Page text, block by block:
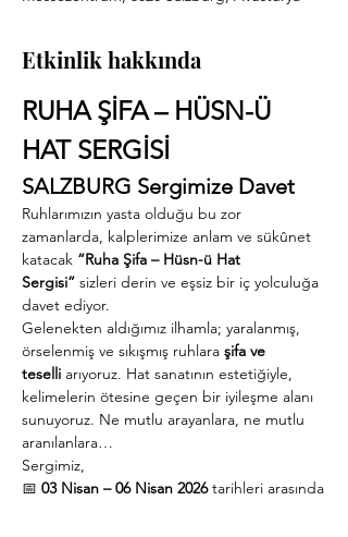
Etkinlik hakkında
RUHA ŞİFA – HÜSN-Ü
HAT SERGİSİ
SALZBURG Sergimize Davet
Ruhlarımızın yasta olduğu bu zor
zamanlarda, kalplerimize anlam ve sükûnet
katacak “Ruha Şifa – Hüsn-ü Hat
Sergisi” sizleri derin ve eşsiz bir iç yolculuğa
davet ediyor.
Gelenekten aldığımız ilhamla; yaralanmış,
örselenmiş ve sıkışmış ruhlara şifa ve
teselli arıyoruz. Hat sanatının estetiğiyle,
kelimelerin ötesine geçen bir iyileşme alanı
sunuyoruz. Ne mutlu arayanlara, ne mutlu
aranılanlara…
Sergimiz,
📅 03 Nisan – 06 Nisan 2026 tarihleri arasında